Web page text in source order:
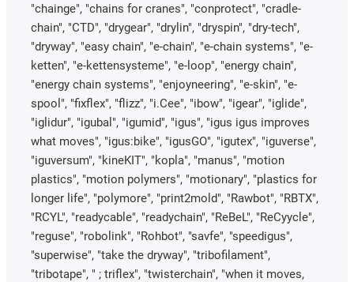
"chainge", "chains for cranes", "conprotect", "cradle-
chain", "CTD", "drygear", "drylin", "dryspin", "dry-tech",
"dryway", "easy chain", "e-chain", "e-chain systems", "e-
ketten", "e-kettensysteme", "e-loop", "energy chain",
"energy chain systems", "enjoyneering", "e-skin", "e-
spool", "fixflex", "flizz", "i.Cee", "ibow", "igear", "iglide",
"iglidur", "igubal", "igumid", "igus", "igus igus improves
what moves", "igus:bike", "igusGO", "igutex", "iguverse",
"iguversum", "kineKIT", "kopla", "manus", "motion
plastics", "motion polymers", "motionary", "plastics for
longer life", "polymore", "print2mold", "Rawbot", "RBTX",
"RCYL", "readycable", "readychain", "ReBeL", "ReCyycle",
"reguse", "robolink", "Rohbot", "savfe", "speedigus",
"superwise", "take the dryway", "tribofilament",
"tribotape", " ; triflex", "twisterchain", "when it moves,